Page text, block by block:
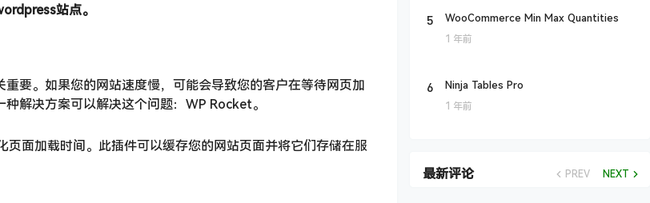
站点。
要。如果您的网站速度慢，可能会导致您的客户在等待网页加
解决方案可以解决这个问题：WP Rocket。
页面加载时间。此插件可以缓存您的网站页面并将它们存储在服
5 WooCommerce Min Max Quantities
1 年前
6 Ninja Tables Pro
1 年前
最新评论 PREV NEXT